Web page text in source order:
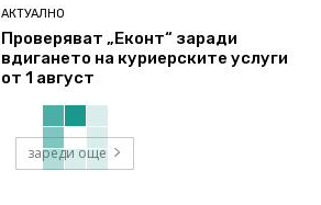
АКТУАЛНО
Проверяват „Еконт“ заради
вдигането на куриерските услуги
от 1 август
зареди още